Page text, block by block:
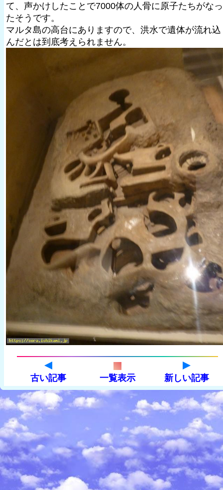
て、声かけしたことで7000体の人骨に原子たちがなっ
たそうです。
マルタ島の高台にありますので、洪水で遺体が流れ込
んだとは到底考えられません。
古い記事 一覧表示 新しい記事